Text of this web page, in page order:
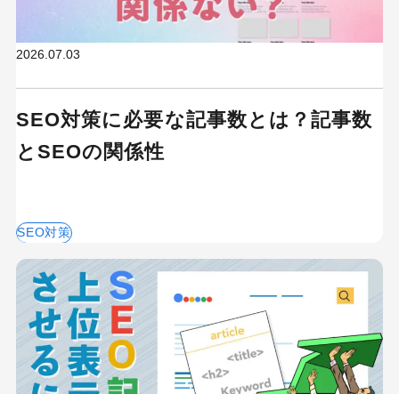
2026.07.03
SEO対策に必要な記事数とは？記事数
とSEOの関係性
SEO対策